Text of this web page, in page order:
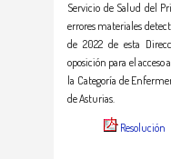
Servicio de Salud del
errores materiales
de 2022 de esta
oposición para el acceso
la Categoría de
de Asturias.
Resolución